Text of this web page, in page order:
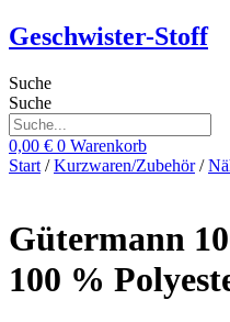
Zum
Inhalt
Geschwister-Stoff
Suche
Suche
0,00 € 0 Warenkorb
Start /Kurzwaren/Zubehör/
Gütermann
100 %